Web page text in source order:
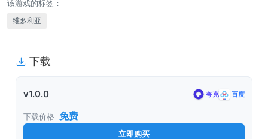
该游戏的标签：
维多利亚
下载
v1.0.0 夸克 百度
下载价格 免费
立即购买